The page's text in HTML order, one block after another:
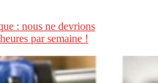
: nous ne devrions
par semaine !